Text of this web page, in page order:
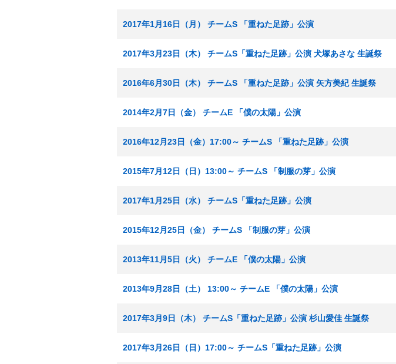
2017年1月16日（月） チームS 「重ねた足跡」公演
2017年3月23日（木） チームS「重ねた足跡」公演 犬塚あさな 生誕祭
2016年6月30日（木） チームS 「重ねた足跡」公演 矢方美紀 生誕祭
2014年2月7日（金） チームE 「僕の太陽」公演
2016年12月23日（金）17:00～ チームS 「重ねた足跡」公演
2015年7月12日（日）13:00～ チームS 「制服の芽」公演
2017年1月25日（水） チームS「重ねた足跡」公演
2015年12月25日（金） チームS 「制服の芽」公演
2013年11月5日（火） チームE 「僕の太陽」公演
2013年9月28日（土） 13:00～ チームE 「僕の太陽」公演
2017年3月9日（木） チームS「重ねた足跡」公演 杉山愛佳 生誕祭
2017年3月26日（日）17:00～ チームS「重ねた足跡」公演